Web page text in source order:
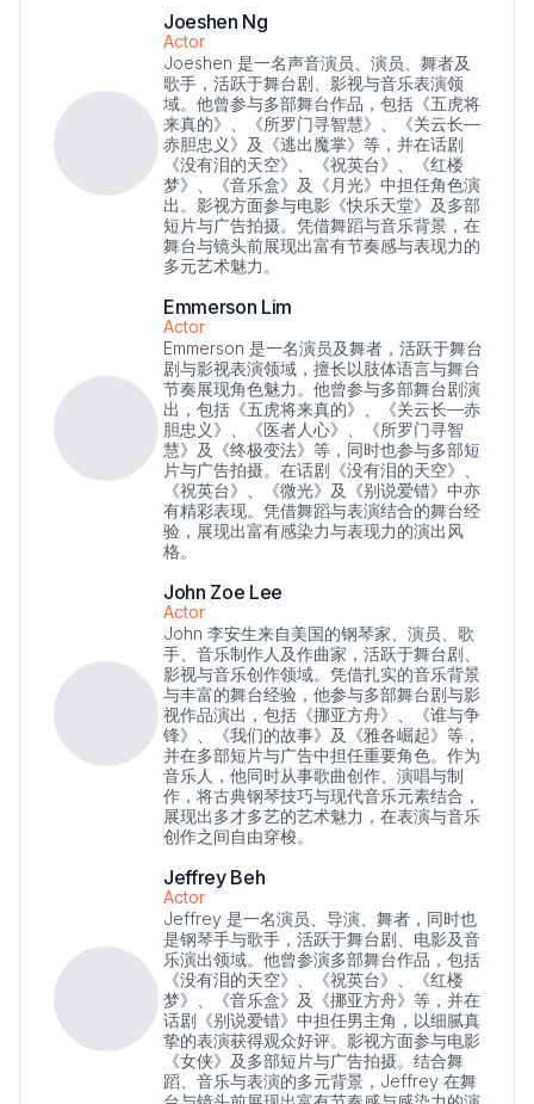
Joeshen Ng
Actor
Joeshen 是一名声音演员、演员、舞者及
歌手，活跃于舞台剧、影视与音乐表演领
域。他曾参与多部舞台作品，包括《五虎将
来真的》、《所罗门寻智慧》、《关云长—
赤胆忠义》及《逃出魔掌》等，并在话剧
《没有泪的天空》、《祝英台》、《红楼
梦》、《音乐盒》及《月光》中担任角色演
出。影视方面参与电影《快乐天堂》及多部
短片与广告拍摄。凭借舞蹈与音乐背景，在
舞台与镜头前展现出富有节奏感与表现力的
多元艺术魅力。
Emmerson Lim
Actor
Emmerson 是一名演员及舞者，活跃于舞台
剧与影视表演领域，擅长以肢体语言与舞台
节奏展现角色魅力。他曾参与多部舞台剧演
出，包括《五虎将来真的》、《关云长—赤
胆忠义》、《医者人心》、《所罗门寻智
慧》及《终极变法》等，同时也参与多部短
片与广告拍摄。在话剧《没有泪的天空》、
《祝英台》、《微光》及《别说爱错》中亦
有精彩表现。凭借舞蹈与表演结合的舞台经
验，展现出富有感染力与表现力的演出风
格。
John Zoe Lee
Actor
John 李安生来自美国的钢琴家、演员、歌
手、音乐制作人及作曲家，活跃于舞台剧、
影视与音乐创作领域。凭借扎实的音乐背景
与丰富的舞台经验，他参与多部舞台剧与影
视作品演出，包括《挪亚方舟》、《谁与争
锋》、《我们的故事》及《雅各崛起》等，
并在多部短片与广告中担任重要角色。作为
音乐人，他同时从事歌曲创作、演唱与制
作，将古典钢琴技巧与现代音乐元素结合，
展现出多才多艺的艺术魅力，在表演与音乐
创作之间自由穿梭。
Jeffrey Beh
Actor
Jeffrey 是一名演员、导演、舞者，同时也
是钢琴手与歌手，活跃于舞台剧、电影及音
乐演出领域。他曾参演多部舞台作品，包括
《没有泪的天空》、《祝英台》、《红楼
梦》、《音乐盒》及《挪亚方舟》等，并在
话剧《别说爱错》中担任男主角，以细腻真
挚的表演获得观众好评。影视方面参与电影
《女侠》及多部短片与广告拍摄。结合舞
蹈、音乐与表演的多元背景，Jeffrey 在舞